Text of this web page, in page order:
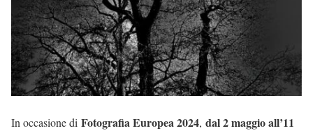
In occasione di Fotografia Europea 2024, dal 2 maggio all’11